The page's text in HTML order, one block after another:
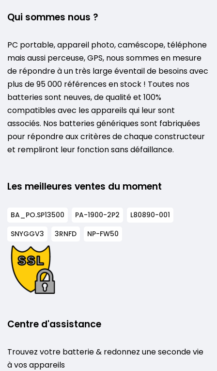
Qui sommes nous ?
PC portable, appareil photo, caméscope, téléphone
mais aussi perceuse, GPS, nous sommes en mesure
de répondre à un très large éventail de besoins avec
plus de 95 000 références en stock ! Toutes nos
batteries sont neuves, de qualité et 100%
compatibles avec les appareils qui leur sont
associés. Nos batteries génériques sont fabriquées
pour répondre aux critères de chaque constructeur
et rempliront leur fonction sans défaillance.
Les meilleures ventes du moment
BA_PO.SP13500 PA-1900-2P2
L80890-001
SNYGGV3
3RNFD NP-FW50
Centre d'assistance
Trouvez votre batterie & redonnez une seconde vie
à vos appareils